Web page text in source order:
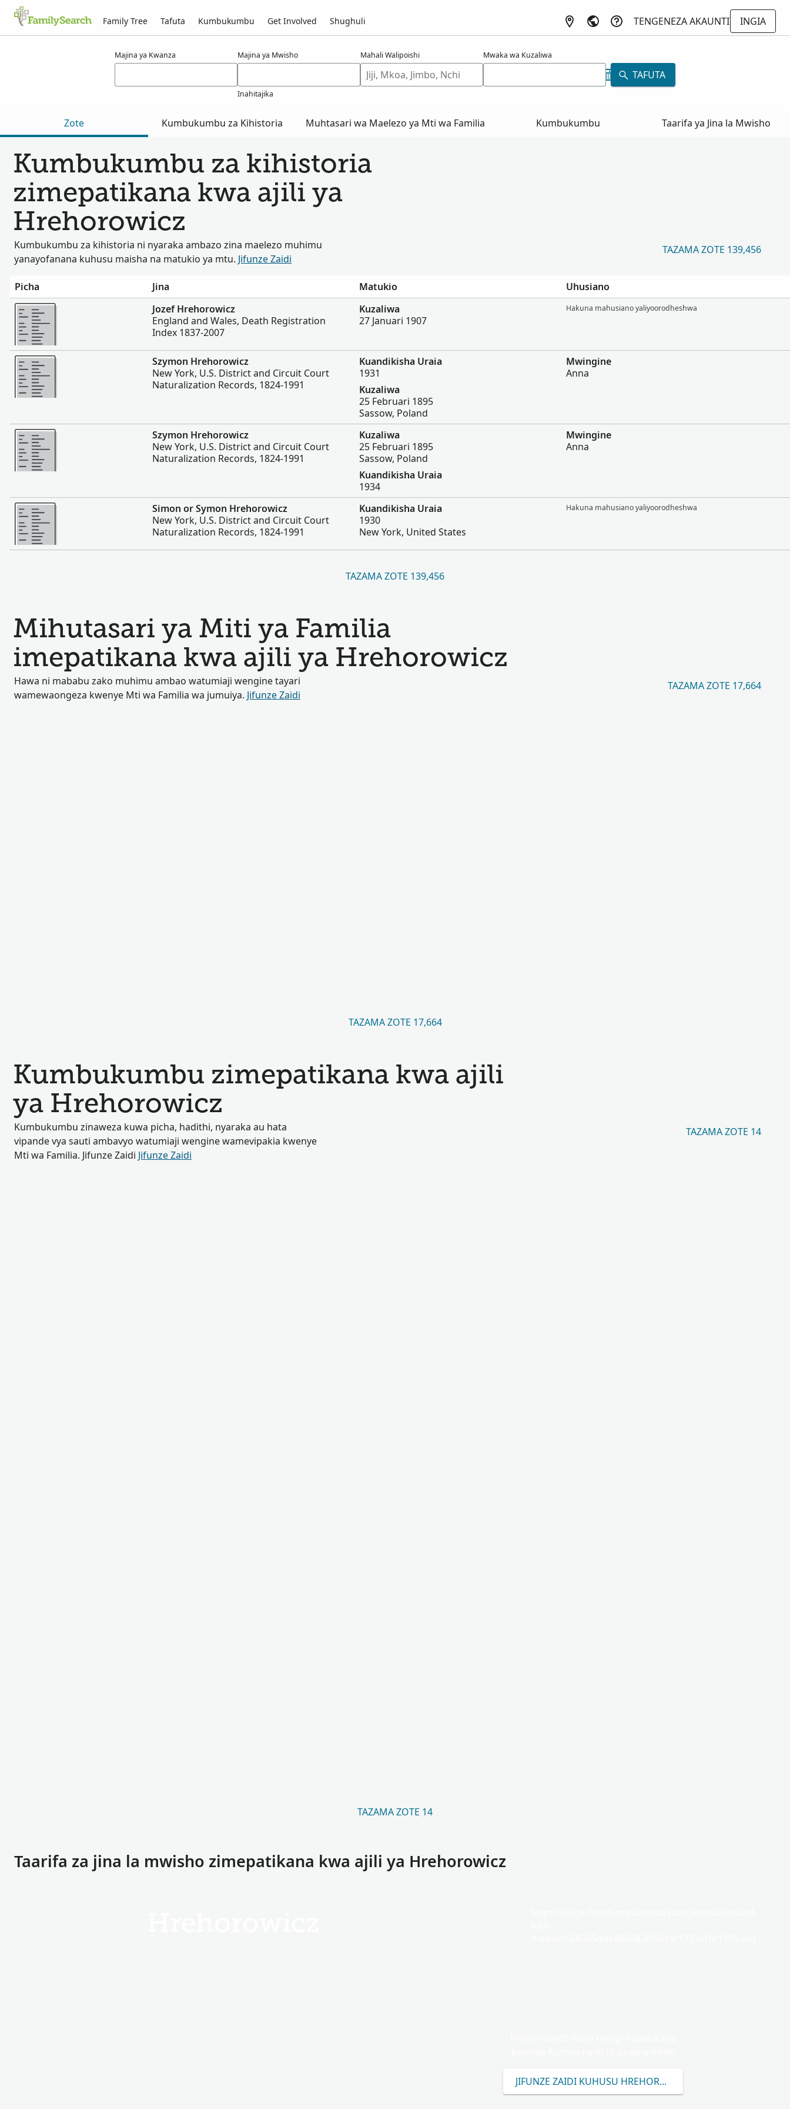
Family Tree Tafuta Kumbukumbu Get Involved Shughuli TENGENEZA AKAUNTI
INGIA
Majina ya Kwanza Majina ya Mwisho
Inahitajika
Mahali Walipoishi Mwaka wa Kuzaliwa
TAFUTA
Zote Kumbukumbu za Kihistoria Muhtasari wa Maelezo ya Mti wa Familia Kumbukumbu Taarifa ya Jina la Mwisho
Kumbukumbu za kihistoria
zimepatikana kwa ajili ya
Hrehorowicz
Kumbukumbu za kihistoria ni nyaraka ambazo zina maelezo muhimu
yanayofanana kuhusu maisha na matukio ya mtu. Jifunze Zaidi
TAZAMA ZOTE 139,456
Picha Jina Matukio
Uhusiano
Zaidi
Jozef Hrehorowicz
England and Wales, Death Registration
Index 1837-2007
Kuzaliwa
27 Januari 1907
Hakuna mahusiano yaliyoorodheshwa
Zaidi
Szymon Hrehorowicz
New York, U.S. District and Circuit Court
Naturalization Records, 1824-1991
Kuandikisha Uraia
1931
Kuzaliwa
25 Februari 1895
Sassow, Poland
Mwingine
Anna
Zaidi
Szymon Hrehorowicz
New York, U.S. District and Circuit Court
Naturalization Records, 1824-1991
Kuzaliwa
25 Februari 1895
Sassow, Poland
Kuandikisha Uraia
1934
Mwingine
Anna
Zaidi
Simon or Symon Hrehorowicz
New York, U.S. District and Circuit Court
Naturalization Records, 1824-1991
Kuandikisha Uraia
1930
New York, United States
Hakuna mahusiano yaliyoorodheshwa
TAZAMA ZOTE 139,456
Mihutasari ya Miti ya Familia
imepatikana kwa ajili ya Hrehorowicz
Hawa ni mababu zako muhimu ambao watumiaji wengine tayari
wamewaongeza kwenye Mti wa Familia wa jumuiya. Jifunze Zaidi
TAZAMA ZOTE 17,664
TAZAMA ZOTE 17,664
Kumbukumbu zimepatikana kwa ajili
ya Hrehorowicz
Kumbukumbu zinaweza kuwa picha, hadithi, nyaraka au hata
vipande vya sauti ambavyo watumiaji wengine wamevipakia kwenye
Mti wa Familia. Jifunze Zaidi Jifunze Zaidi
TAZAMA ZOTE 14
TAZAMA ZOTE 14
Taarifa za jina la mwisho zimepatikana kwa ajili ya Hrehorowicz
JIFUNZE ZAIDI KUHUSU HREHOROWICZ